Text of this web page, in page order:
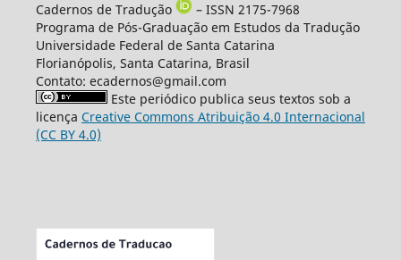
Cadernos de Tradução
– ISSN 2175-7968
Programa de Pós-Graduação em Estudos da Tradução
Universidade Federal de Santa Catarina
Florianópolis, Santa Catarina, Brasil
Contato: ecadernos@gmail.com
Este periódico publica seus textos sob a
licença Creative Commons Atribuição 4.0 Internacional
(CC BY 4.0)